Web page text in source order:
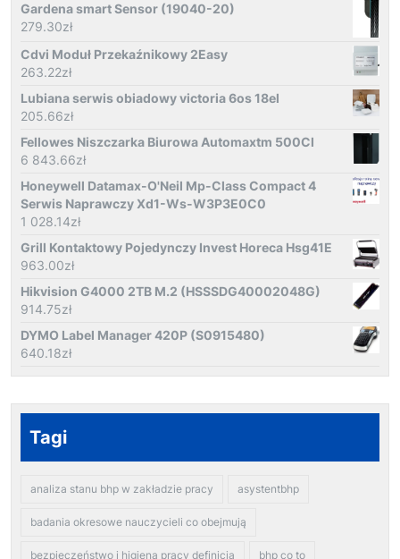
Gardena smart Sensor (19040-20)
279.30zł
Cdvi Moduł Przekaźnikowy 2Easy
263.22zł
Lubiana serwis obiadowy victoria 6os 18el
205.66zł
Fellowes Niszczarka Biurowa Automaxtm 500Cl
6 843.66zł
Honeywell Datamax-O'Neil Mp-Class Compact 4
Serwis Naprawczy Xd1-Ws-W3P3E0C0
1 028.14zł
Grill Kontaktowy Pojedynczy Invest Horeca Hsg41E
963.00zł
Hikvision G4000 2TB M.2 (HSSSDG40002048G)
914.75zł
DYMO Label Manager 420P (S0915480)
640.18zł
Tagi
analiza stanu bhp w zakładzie pracy asystentbhp
badania okresowe nauczycieli co obejmują
bezpieczeństwo i higiena pracy definicja bhp co to